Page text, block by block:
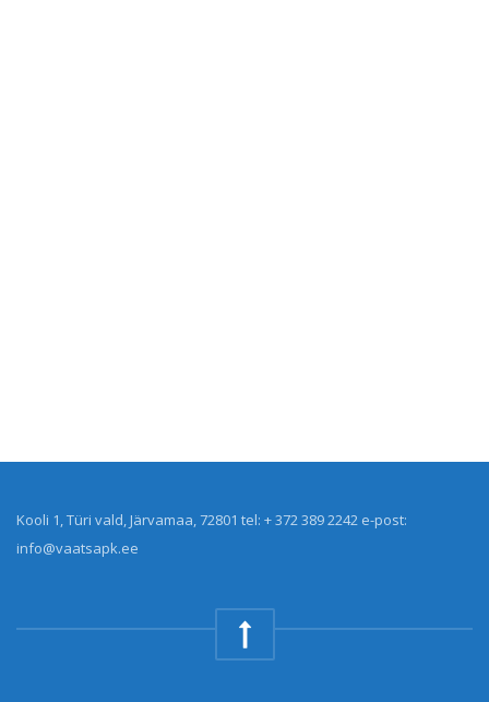
Kooli 1, Türi vald, Järvamaa, 72801 tel: + 372 389 2242 e-post:
info@vaatsapk.ee